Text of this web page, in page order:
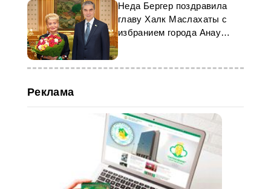
Неда Бергер поздравила
главу Халк Маслахаты с
избранием города Анау
культурной столицей
тюркского мира 2024 года
Реклама